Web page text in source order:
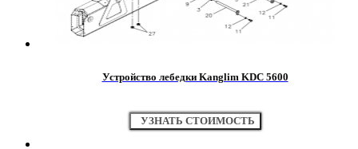
Устройство лебедки Kanglim KDC 5600
УЗНАТЬ СТОИМОСТЬ